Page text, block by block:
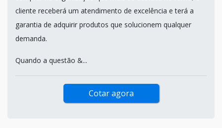
cliente receberá um atendimento de excelência e terá a
garantia de adquirir produtos que solucionem qualquer
demanda.
Quando a questão &...
Cotar agora